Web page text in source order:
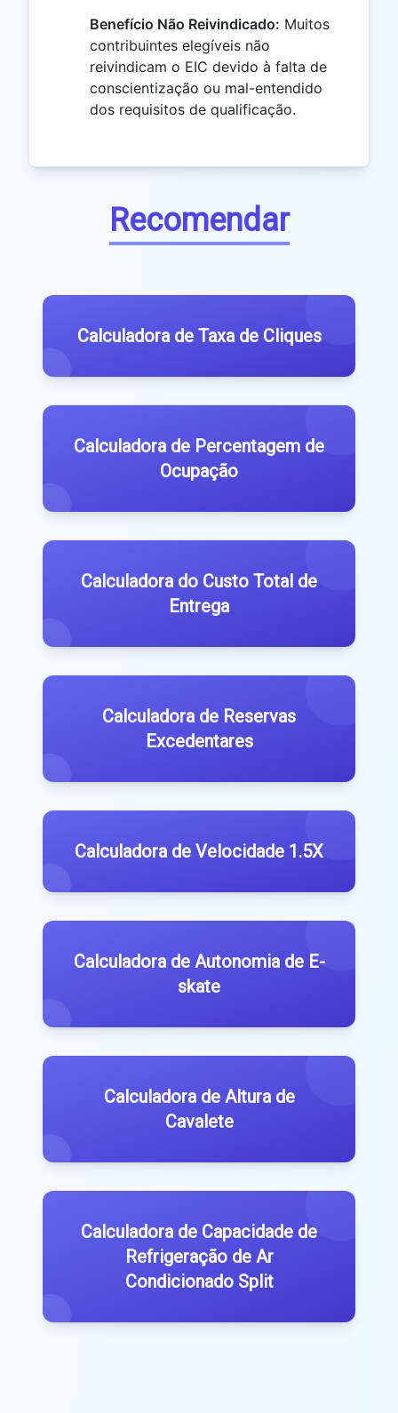
Benefício Não Reivindicado: Muitos
contribuintes elegíveis não
reivindicam o EIC devido à falta de
conscientização ou mal-entendido
dos requisitos de qualificação.
Recomendar
Calculadora de Taxa de Cliques
Calculadora de Percentagem de
Ocupação
Calculadora do Custo Total de
Entrega
Calculadora de Reservas
Excedentares
Calculadora de Velocidade 1.5X
Calculadora de Autonomia de E-
skate
Calculadora de Altura de
Cavalete
Calculadora de Capacidade de
Refrigeração de Ar
Condicionado Split